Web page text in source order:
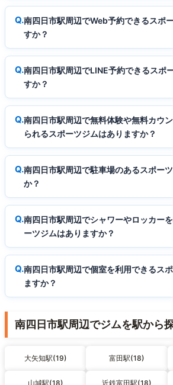
南四日市駅周辺でWeb予約できるスポ
すか？
南四日市駅周辺でLINE予約できるスポ
すか？
南四日市駅周辺で無料体験や無料カウ
られるスポーツジムはありますか？
南四日市駅周辺で駐車場のあるスポー
か？
南四日市駅周辺でシャワーやロッカー
ーツジムはありますか？
南四日市駅周辺で個室を利用できるス
ますか？
南四日市駅周辺でジムを駅から
大矢知駅(19) 富田駅(18)
山城駅(18) 近鉄富田駅(18)